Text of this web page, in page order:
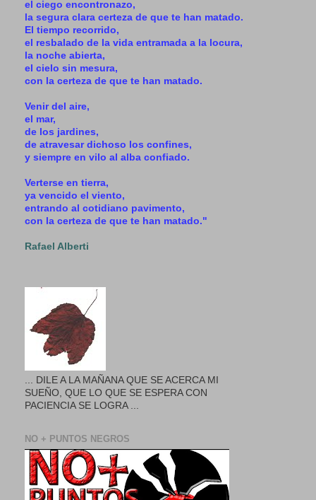
el ciego encontronazo,
la segura clara certeza de que te han matado.
El tiempo recorrido,
el resbalado de la vida entramada a la locura,
la noche abierta,
el cielo sin mesura,
con la certeza de que te han matado.
Venir del aire,
el mar,
de los jardines,
de atravesar dichoso los confines,
y siempre en vilo al alba confiado.
Verterse en tierra,
ya vencido el viento,
entrando al cotidiano pavimento,
con la certeza de que te han matado."
Rafael Alberti
... DILE A LA MAÑANA QUE SE ACERCA MI
SUEÑO, QUE LO QUE SE ESPERA CON
PACIENCIA SE LOGRA ...
NO + PUNTOS NEGROS